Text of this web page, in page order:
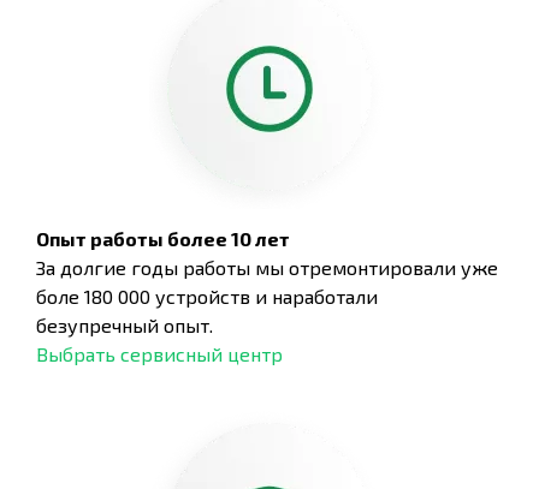
Опыт работы более 10 лет
За долгие годы работы мы отремонтировали уже
боле 180 000 устройств и наработали
безупречный опыт.
Выбрать сервисный центр